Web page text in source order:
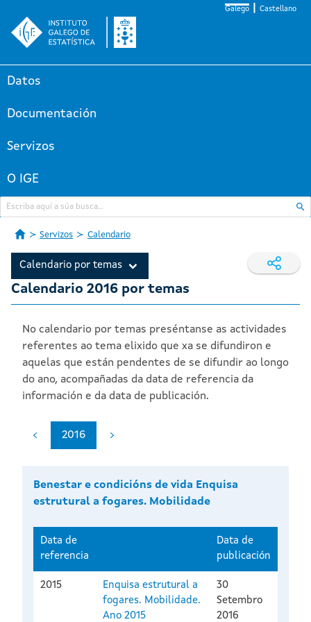
Galego Castellano
Datos
Documentación
Servizos
O IGE
Servizos Calendario
Calendario por temas
Calendario 2016 por temas
No calendario por temas preséntanse as actividades
referentes ao tema elixido que xa se difundiron e
aquelas que están pendentes de se difundir ao longo
do ano, acompañadas da data de referencia da
información e da data de publicación.
2016
Benestar e condicións de vida Enquisa
estrutural a fogares. Mobilidade
Data de
referencia
Data de
publicación
2015
Enquisa estrutural a
fogares. Mobilidade.
Ano 2015
30
Setembro
2016